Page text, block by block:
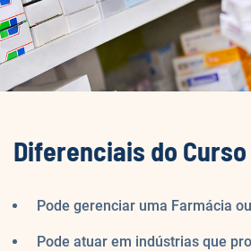
Diferenciais do Curso
Pode gerenciar uma Farmácia
Pode atuar em indústrias que